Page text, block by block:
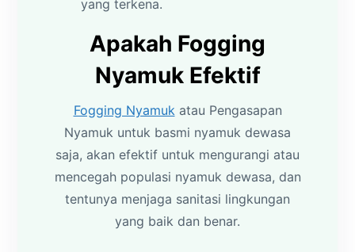
yang terkena.
Apakah Fogging
Nyamuk Efektif
Fogging Nyamuk atau Pengasapan
Nyamuk untuk basmi nyamuk dewasa
saja, akan efektif untuk mengurangi atau
mencegah populasi nyamuk dewasa, dan
tentunya menjaga sanitasi lingkungan
yang baik dan benar.